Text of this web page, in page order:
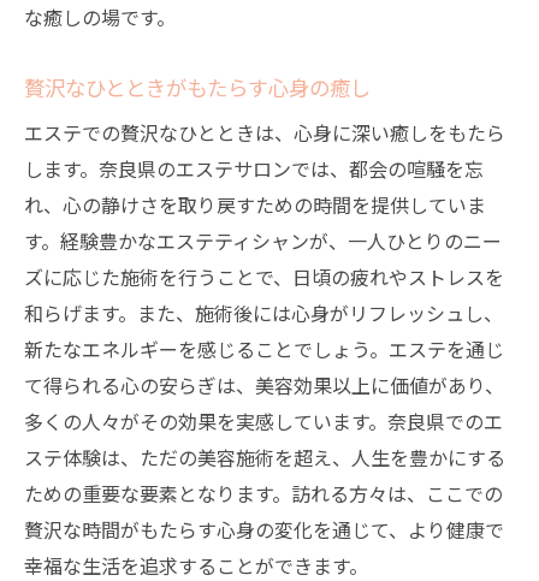
な癒しの場です。
贅沢なひとときがもたらす心身の癒し
エステでの贅沢なひとときは、心身に深い癒しをもたら
します。奈良県のエステサロンでは、都会の喧騒を忘
れ、心の静けさを取り戻すための時間を提供していま
す。経験豊かなエステティシャンが、一人ひとりのニー
ズに応じた施術を行うことで、日頃の疲れやストレスを
和らげます。また、施術後には心身がリフレッシュし、
新たなエネルギーを感じることでしょう。エステを通じ
て得られる心の安らぎは、美容効果以上に価値があり、
多くの人々がその効果を実感しています。奈良県でのエ
ステ体験は、ただの美容施術を超え、人生を豊かにする
ための重要な要素となります。訪れる方々は、ここでの
贅沢な時間がもたらす心身の変化を通じて、より健康で
幸福な生活を追求することができます。